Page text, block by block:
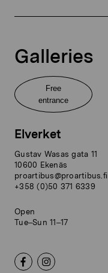
Galleries
Free
entrance
Elverket
Gustav Wasas gata 11
10600 Ekenäs
proartibus@proartibus.fi
+358 (0)50 371 6339
Open
Tue–Sun 11–17